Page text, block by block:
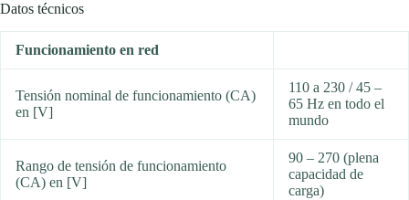
Datos técnicos
Funcionamiento en red
Tensión nominal de funcionamiento (CA)
en [V]
110 a 230 / 45 –
65 Hz en todo el
mundo
Rango de tensión de funcionamiento
(CA) en [V]
90 – 270 (plena
capacidad de
carga)